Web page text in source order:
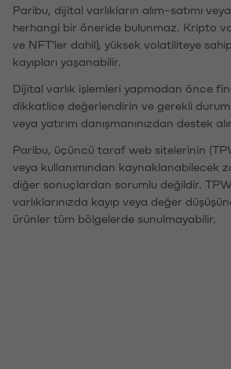
Paribu, dijital varlıkların alım-satımı
herhangi bir öneride bulunmaz. Kripto
ve NFT'ler dahil), yüksek volatiliteye
kayıpları yaşanabilir.
Dijital varlık işlemleri yapmadan önce
dikkatlice değerlendirin ve gerekli
veya yatırım danışmanınızdan destek
Paribu, üçüncü taraf web sitelerinin
veya kullanımından kaynaklanabilecek
diğer sonuçlardan sorumlu değildir. TPW
varlıklarınızda kayıp veya değer
ürünler tüm bölgelerde sunulmayabilir.